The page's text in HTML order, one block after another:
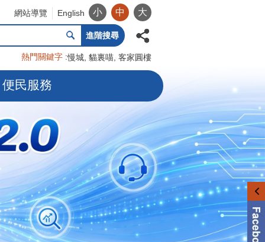
網站導覽 English 小 中 大
進階搜尋
熱門關鍵字 慢城 貓裏喵 客家圓樓
便民服務